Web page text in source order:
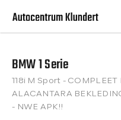
BMW 1 Serie
118i M Sport - COMPLEET
ALACANTARA
- NWE APK!!